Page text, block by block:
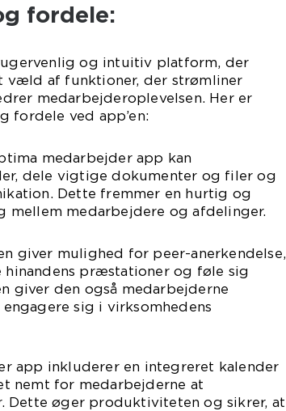
fordele:
og intuitiv platform, der
væld af funktioner, der strømliner
medarbejderoplevelsen. Her er
fordele ved app’en:
medarbejder app kan
dele vigtige dokumenter og filer og
Dette fremmer en hurtig og
medarbejdere og afdelinger.
giver mulighed for peer-anerkendelse,
hinandens præstationer og føle sig
giver den også medarbejderne
sig i virksomhedens
app inkluderer en integreret kalender
nemt for medarbejderne at
Dette øger produktiviteten og sikrer, at